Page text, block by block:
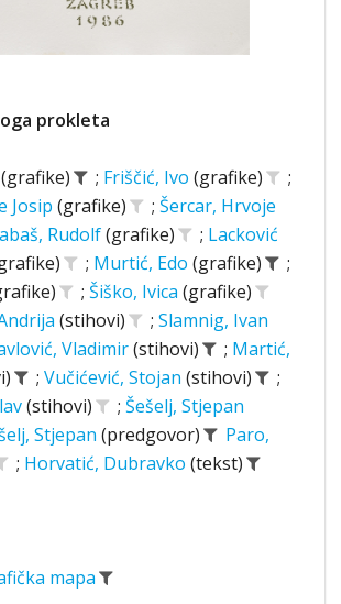
prokleta
(grafike) ; Friščić, Ivo (grafike)
;
Josip (grafike) ; Šercar, Hrvoje
Rudolf(grafike) ; Lacković
; Murtić, Edo (grafike)
;
; Šiško, Ivica (grafike)
(stihovi) ; Slamnig, Ivan
Vladimir(stihovi) ; Martić,
; Vučićević, Stojan (stihovi)
;
(stihovi) ; Šešelj, Stjepan
Stjepan (predgovor)
Paro,
; Horvatić, Dubravko (tekst)
mapa